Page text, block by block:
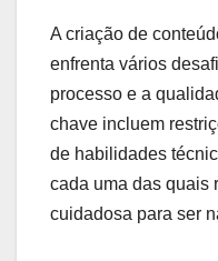
A criação de
enfrenta vários
processo e a
chave incluem
de habilidades
cada uma das quais
cuidadosa para ser